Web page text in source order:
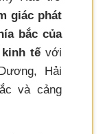
giác phát
bắc của
tếvới
Hải
và cảng